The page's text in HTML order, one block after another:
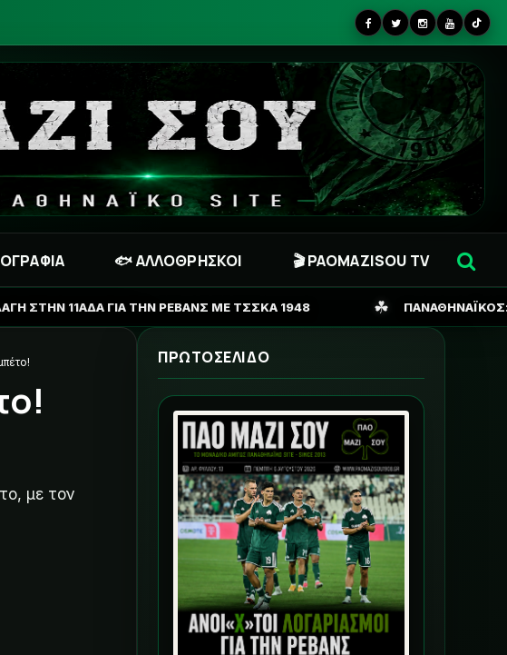
🐟 ΑΛΛΟΘΡΗΣΚΟΙ 🎬 PAOMAZISOU TV
ΡΕΒΑΝΣ ΜΕ ΤΣΣΚΑ 1948 ☘ ΠΑΝΑΘΗΝΑΪΚΟΣ: ΤΟΠΟ ΣΤΑ ΝΙΑΤΑ
με τον
ΠΡΩΤΟΣΕΛΙΔΟ